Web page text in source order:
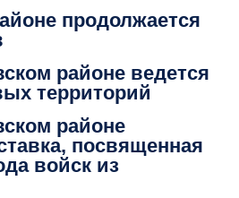
продолжается
районе ведется
территорий
районе
посвященная
войск из